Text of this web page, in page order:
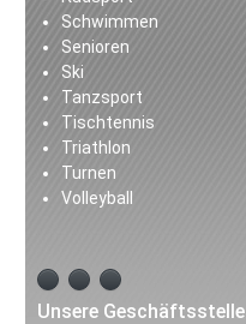
Schwimmen
Senioren
Ski
Tanzsport
Tischtennis
Triathlon
Turnen
Volleyball
Unsere Geschäftsstelle